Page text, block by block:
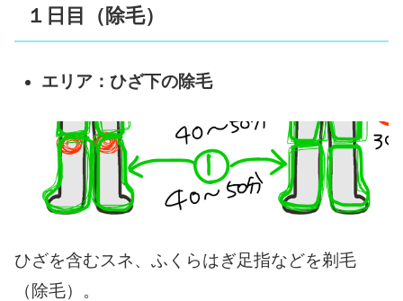
１日目（除毛）
エリア：ひざ下の除毛
ひざを含むスネ、ふくらはぎ足指などを剃毛
（除毛）。